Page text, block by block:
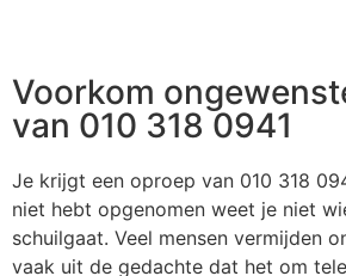
Voorkom
van 010 318 0941
Je krijgt een oproep van 010 318
niet hebt opgenomen weet je niet
schuilgaat. Veel mensen vermijden
vaak uit de gedachte dat het om